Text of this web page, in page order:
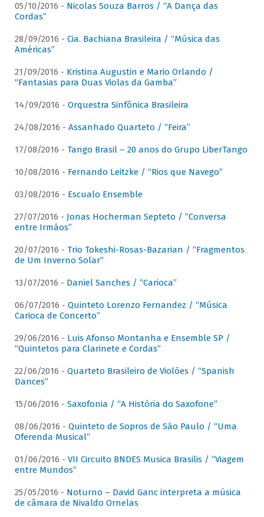
05/10/2016 - Nicolas Souza Barros / “A Dança das
Cordas”
28/09/2016 - Cia. Bachiana Brasileira / “Música das
Américas”
21/09/2016 - Kristina Augustin e Mario Orlando /
“Fantasias para Duas Violas da Gamba”
14/09/2016 - Orquestra Sinfônica Brasileira
24/08/2016 - Assanhado Quarteto / “Feira”
17/08/2016 - Tango Brasil – 20 anos do Grupo LiberTango
10/08/2016 - Fernando Leitzke / “Rios que Navego”
03/08/2016 - Escualo Ensemble
27/07/2016 - Jonas Hocherman Septeto / “Conversa
entre Irmãos”
20/07/2016 - Trio Tokeshi-Rosas-Bazarian / “Fragmentos
de Um Inverno Solar”
13/07/2016 - Daniel Sanches / “Carioca”
06/07/2016 - Quinteto Lorenzo Fernandez / “Música
Carioca de Concerto”
29/06/2016 - Luis Afonso Montanha e Ensemble SP /
“Quintetos para Clarinete e Cordas”
22/06/2016 - Quarteto Brasileiro de Violões / “Spanish
Dances”
15/06/2016 - Saxofonia / “A História do Saxofone”
08/06/2016 - Quinteto de Sopros de São Paulo / “Uma
Oferenda Musical”
01/06/2016 - VII Circuito BNDES Musica Brasilis / “Viagem
entre Mundos”
25/05/2016 - Noturno – David Ganc interpreta a música
de câmara de Nivaldo Ornelas